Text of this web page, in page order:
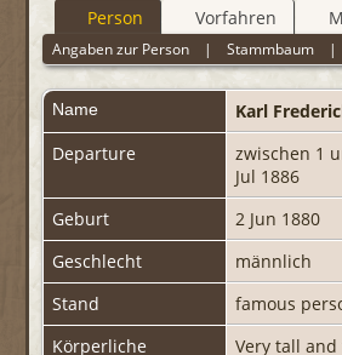
Person Vorfahren
Angaben zur Person |Stammbaum |
Name Karl
Departure
zwischen 1
Jul 1886
Geburt 2 Jun 1880
Geschlecht
männlich
Stand
famous
Körperliche
Very tall